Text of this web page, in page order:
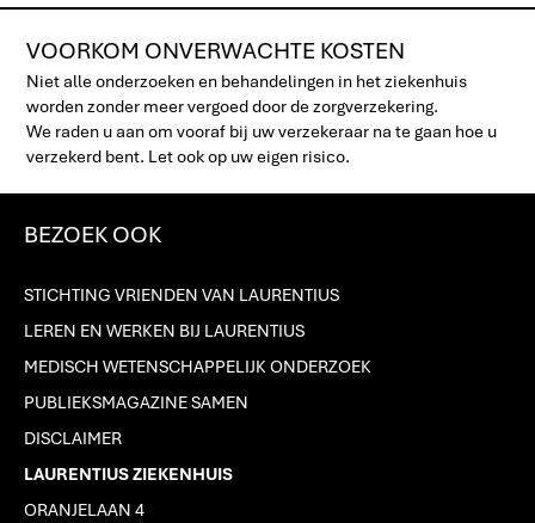
VOORKOM ONVERWACHTE KOSTEN
Niet alle onderzoeken en behandelingen in het ziekenhuis
worden zonder meer vergoed door de zorgverzekering.
We raden u aan om vooraf bij uw verzekeraar na te gaan hoe u
verzekerd bent. Let ook op uw eigen risico.
BEZOEK OOK
STICHTING VRIENDEN VAN LAURENTIUS
LEREN EN WERKEN BIJ LAURENTIUS
MEDISCH WETENSCHAPPELIJK ONDERZOEK
PUBLIEKSMAGAZINE SAMEN
DISCLAIMER
LAURENTIUS ZIEKENHUIS
ORANJELAAN 4